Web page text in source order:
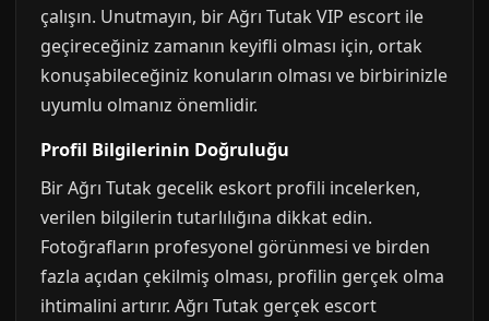
çalışın. Unutmayın, bir Ağrı Tutak VIP escort ile
geçireceğiniz zamanın keyifli olması için, ortak
konuşabileceğiniz konuların olması ve birbirinizle
uyumlu olmanız önemlidir.
Profil Bilgilerinin Doğruluğu
Bir Ağrı Tutak gecelik eskort profili incelerken,
verilen bilgilerin tutarlılığına dikkat edin.
Fotoğrafların profesyonel görünmesi ve birden
fazla açıdan çekilmiş olması, profilin gerçek olma
ihtimalini artırır. Ağrı Tutak gerçek escort